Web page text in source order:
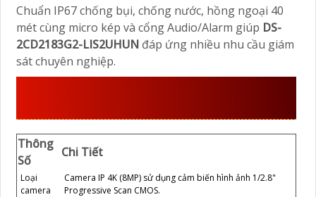
Chuẩn IP67 chống bụi, chống nước, hồng ngoại 40
mét cùng micro kép và cổng Audio/Alarm giúp DS-
2CD2183G2-LIS2UHUN đáp ứng nhiều nhu cầu giám
sát chuyên nghiệp.
Thông
Số
Chi Tiết
Loại
camera
Camera IP 4K (8MP) sử dụng cảm biến hình ảnh 1/2.8"
Progressive Scan CMOS.